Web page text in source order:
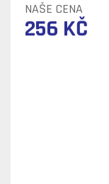
NAŠE CENA
256 KČ